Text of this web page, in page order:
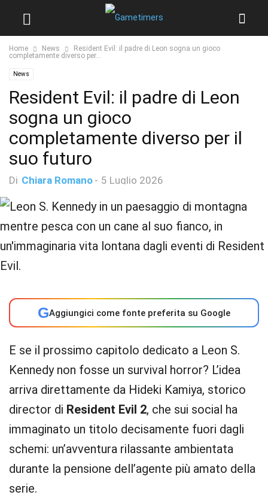
Home News
Resident Evil: il padre di Leon sogna un gioco
completamente diverso per...
News
Resident Evil: il padre di Leon
sogna un gioco
completamente diverso per il
suo futuro
Di Chiara Romano - 5 Luglio 2026
GAggiungici come fonte preferita su Google
E se il prossimo capitolo dedicato a Leon S.
Kennedy non fosse un survival horror? L’idea
arriva direttamente da Hideki Kamiya, storico
director di Resident Evil 2, che sui social ha
immaginato un titolo decisamente fuori dagli
schemi: un’avventura rilassante ambientata
durante la pensione dell’agente più amato della
serie.